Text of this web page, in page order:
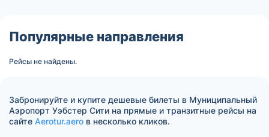
Популярные направления
Рейсы не найдены.
Забронируйте и купите дешевые билеты в Муниципальный
Аэропорт Уэбстер Сити на прямые и транзитные рейсы на
сайте Aerotur.aero в несколько кликов.